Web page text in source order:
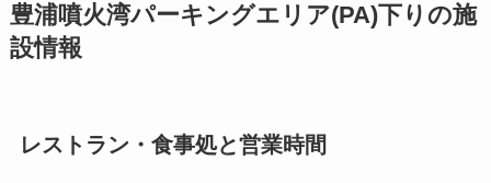
豊浦噴火湾パーキングエリア(PA)下りの施
設情報
レストラン・食事処と営業時間